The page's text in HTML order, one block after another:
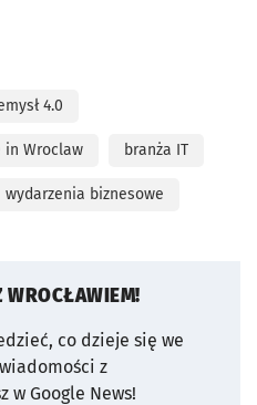
4.0
in Wroclaw branża IT
wydarzenia biznesowe
WROCŁAWIEM!
co dzieje się we
z
w Google News!